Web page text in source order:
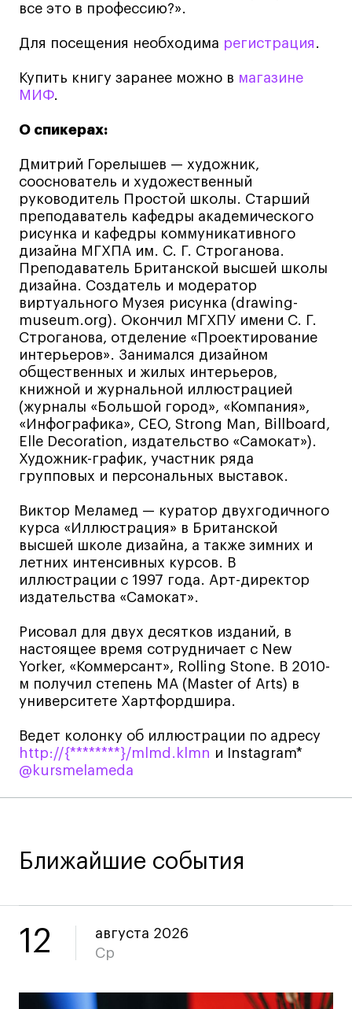
Для школьников
Интенсивы
Среднесрочные
Долгосрочные
Все программы
О школе
Новости
События
Блог
Преподаватели
Лицензии и аккредитации
Для прессы
Ресурсы
Партнеры
Связи с индустрией
Вакансии
Контакты
Условия поступления
Стоимость обучения
Иностранным студентам
График учебного года
Вопросы и ответы
Карьера
Центр карьеры
Живые проекты
«Живые» проекты
все это в профессию?».
Для посещения необходима регистрация .
Купить книгу заранее можно в магазине
МИФ.
О спикерах:
Дмитрий Горелышев — художник,
сооснователь и художественный
руководитель Простой школы. Старший
преподаватель кафедры академического
рисунка и кафедры коммуникативного
дизайна МГХПА им. С. Г. Строганова.
Преподаватель Британской высшей школы
дизайна. Создатель и модератор
виртуального Музея рисунка (drawing-
museum.org). Окончил МГХПУ имени С. Г.
Строганова, отделение «Проектирование
интерьеров». Занимался дизайном
общественных и жилых интерьеров,
книжной и журнальной иллюстрацией
(журналы «Большой город», «Компания»,
«Инфографика», СЕО, Strong Man, Billboard,
Elle Decoration, издательство «Самокат»).
Художник-график, участник ряда
групповых и персональных выставок.
Виктор Меламед — куратор двухгодичного
курса «Иллюстрация» в Британской
высшей школе дизайна, а также зимних и
летних интенсивных курсов. В
иллюстрации с 1997 года. Арт-директор
издательства «Самокат».
Рисовал для двух десятков изданий, в
настоящее время сотрудничает с New
Yorker, «Коммерсант», Rolling Stone. В 2010-
м получил степень MA (Master of Arts) в
университете Хартфордшира.
Ведет колонку об иллюстрации по адресу
http://{********}/mlmd.klmn и Instagram*
@kursmelameda
Ближайшие события
12
августа 2026
Ср